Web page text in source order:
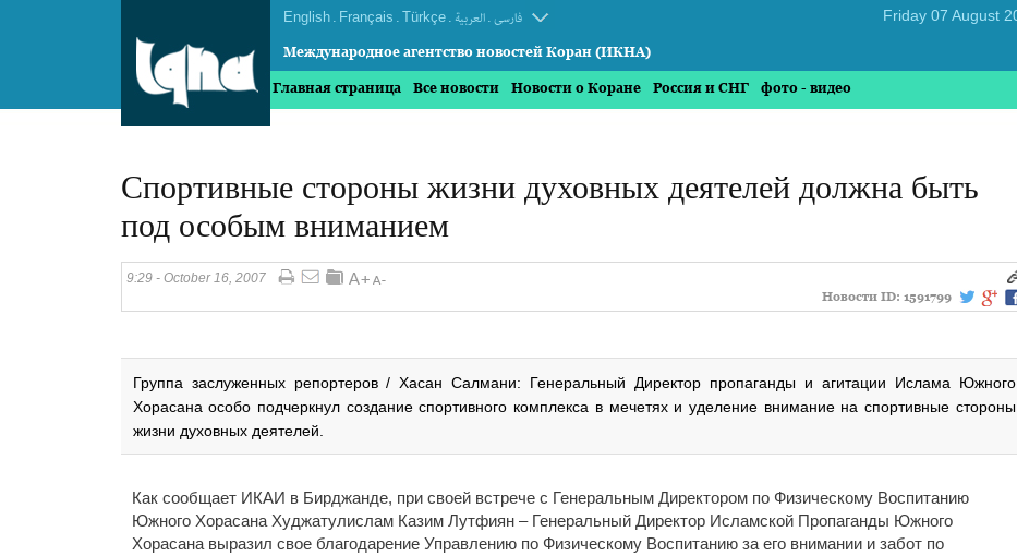
English . Français . Türkçe . العربیة . فارسی
Международное агентство новостей Коран (ИКНА)
Главная страница Все новости Новости о Коране Россия и СНГ фото - видео
Спортивные стороны жизни духовных деятелей должна быть
под особым вниманием
9:29 - October 16, 2007
Новости ID: 1591799
Группа заслуженных репортеров / Хасан Салмани: Генеральный Директор пропаганды и агитации Ислама Южного
Хорасана особо подчеркнул создание спортивного комплекса в мечетях и уделение внимание на спортивные стороны
жизни духовных деятелей.
Как сообщает ИКАИ в Бирджанде, при своей встрече с Генеральным Директором по Физическому Воспитанию
Южного Хорасана Худжатулислам Казим Лутфиян – Генеральный Директор Исламской Пропаганды Южного
Хорасана выразил свое благодарение Управлению по Физическому Воспитанию за его внимании и забот по